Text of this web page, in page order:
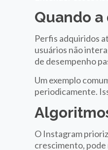
Quando
Perfis adquiridos
usuários não
de desempenho
Um exemplo
periodicamente.
O Instagram
crescimento, pode